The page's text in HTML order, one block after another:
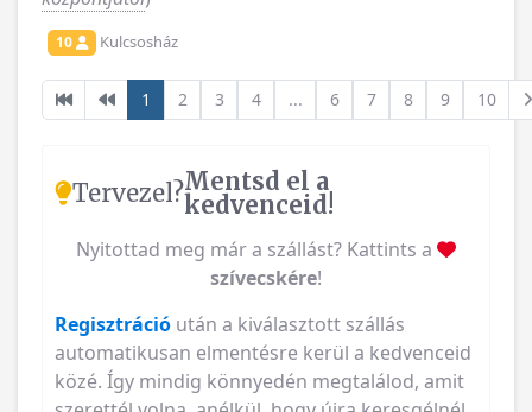
10 Kulcsosház
1 2 3 4 ... 6 7 8 9 10
Tervezel?Mentsd el a
kedvenceid!
Nyitottad meg már a szállást? Kattints a
szívecskére!
Regisztráció után a kiválasztott szállás
automatikusan elmentésre kerül a kedvenceid
közé. Így mindig könnyedén megtalálod, amit